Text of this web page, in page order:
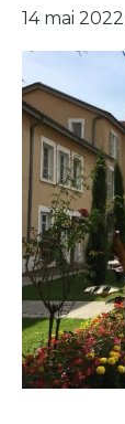
14 mai